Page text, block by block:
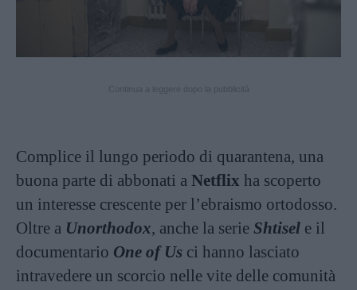
Complice il lungo periodo di quarantena, una
buona parte di abbonati a Netflix ha scoperto
un interesse crescente per l’ebraismo ortodosso.
Oltre a Unorthodox, anche la serie Shtisel e il
documentario One of Us ci hanno lasciato
intravedere un scorcio nelle vite delle comunità